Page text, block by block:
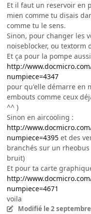
Et il faut un reservoir en
mien comme tu disais
comme tu le sens.
Sinon, pour changer les
noiseblocker, ou textorm
Et ça pour la pompe
http://
numpiece=4347
pour qu'elle démarre en
embouts comme ceux
^^ )
Sinon en aircooling :
http://
numpiece=4395 et des
branchés sur un
bruit)
Et pour ta carte
http://
numpiece=4671
voila
Modifié le 2